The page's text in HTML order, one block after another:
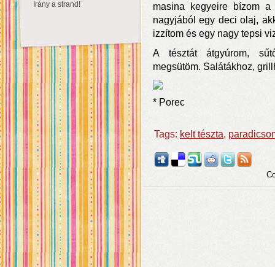
Irány a strand!
masina kegyeire bízom
nagyjából egy deci olaj,
izzítom és egy nagy tepsi
A tésztát átgyúrom,
megsütöm. Salátákhoz,
* Porec
Tags: kelt tészta,